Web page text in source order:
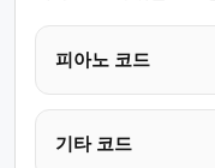
피아노 코드
기타 코드